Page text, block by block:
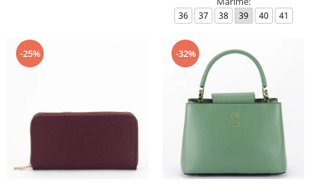
36 37 38 39 40 41
-25% -32%